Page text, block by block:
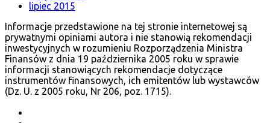
lipiec 2015
Informacje przedstawione na tej stronie internetowej są
prywatnymi opiniami autora i nie stanowią rekomendacji
inwestycyjnych w rozumieniu Rozporządzenia Ministra
Finansów z dnia 19 października 2005 roku w sprawie
informacji stanowiących rekomendacje dotyczące
instrumentów finansowych, ich emitentów lub wystawców
(Dz. U. z 2005 roku, Nr 206, poz. 1715).